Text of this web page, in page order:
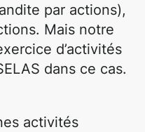
par actions),
Mais notre
d’activités
dans ce cas.
activités